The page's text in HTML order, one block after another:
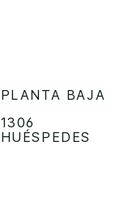
PLANTA BAJA
1306
HUÉSPEDES